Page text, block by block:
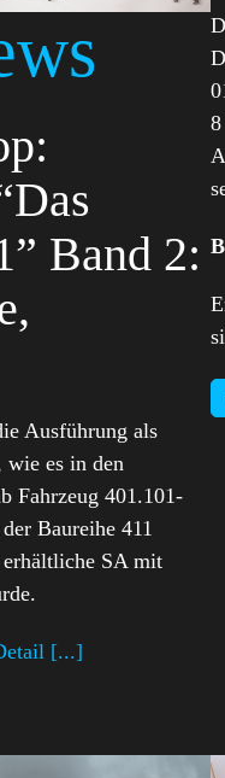
Band 2:
Ausführung als
wie es in den
Fahrzeug 401.101-
Baureihe 411
SA mit
[...]